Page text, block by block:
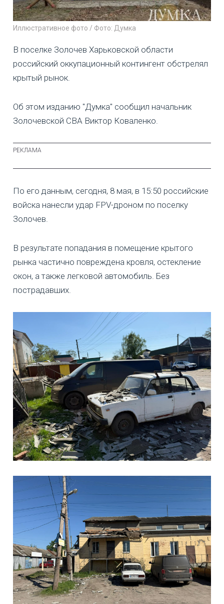
Иллюстративное фото / Фото: Думка
В поселке Золочев Харьковской области
российский оккупационный контингент обстрелял
крытый рынок.
Об этом изданию "Думка" сообщил начальник
Золочевской СВА Виктор Коваленко.
По его данным, сегодня, 8 мая, в 15:50 российские
войска нанесли удар FPV-дроном по поселку
Золочев.
В результате попадания в помещение крытого
рынка частично повреждена кровля, остекление
окон, а также легковой автомобиль. Без
пострадавших.